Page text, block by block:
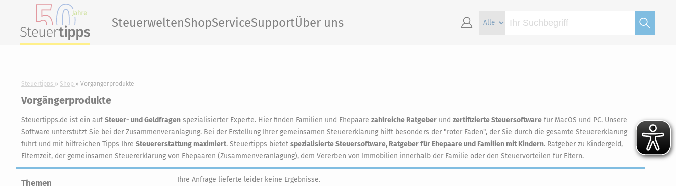
SteuerweltenShopServiceSupportÜber uns
Steuertipps Shop Vorgängerprodukte
Vorgängerprodukte
Steuertipps.de ist ein aufSteuer- und Geldfragen spezialisierter Experte. Hier finden Familien und Ehepaare zahlreiche Ratgeber und zertifizierte Steuersoftware für MacOS und PC. Unsere
Software unterstützt Sie bei der Zusammenveranlagung. Bei der Erstellung Ihrer gemeinsamen Steuererklärung hilft besonders der "roter Faden", der Sie durch die gesamte Steuererklärung
führt und mit hilfreichen Tipps Ihre Steuererstattung maximiert. Steuertipps bietet spezialisierte Steuersoftware, Ratgeber für Ehepaare und Familien mit Kindern. Ratgeber zu Kindergeld,
Elternzeit, der gemeinsamen Steuererklärung von Ehepaaren (Zusammenveranlagung), dem Vererben von Immobilien innerhalb der Familie oder den Steuervorteilen für Eltern.
Themen Ihre Anfrage lieferte leider keine Ergebnisse.